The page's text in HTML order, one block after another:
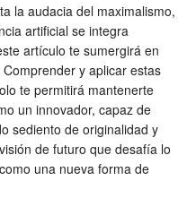
la audacia del maximalismo,
artificial se integra
artículo te sumergirá en
y aplicar estas
te permitirá mantenerte
un innovador, capaz de
sediento de originalidad y
de futuro que desafía lo
una nueva forma de